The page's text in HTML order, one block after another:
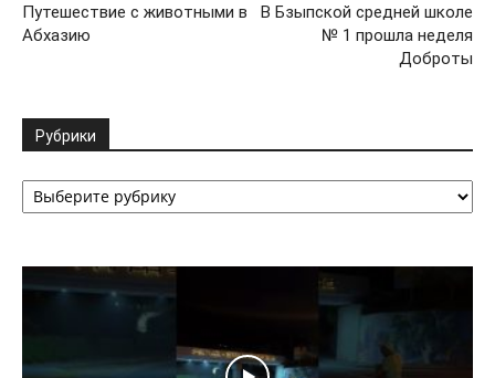
Путешествие с животными в
Абхазию
В Бзыпской средней школе
№ 1 прошла неделя
Доброты
Рубрики
Рубрики